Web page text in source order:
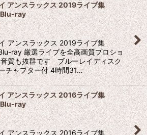
アンスラックス 2019ライブ集
ray
アンスラックス 2019ライブ集
ray 厳選ライブを全高画質プロショ
質も抜群です ブルーレイディスク
チャプター付 4時間31…
アンスラックス 2016ライブ集
ray
アンスラックス 2016ライブ集